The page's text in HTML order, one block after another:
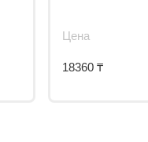
Цена
18360 ₸